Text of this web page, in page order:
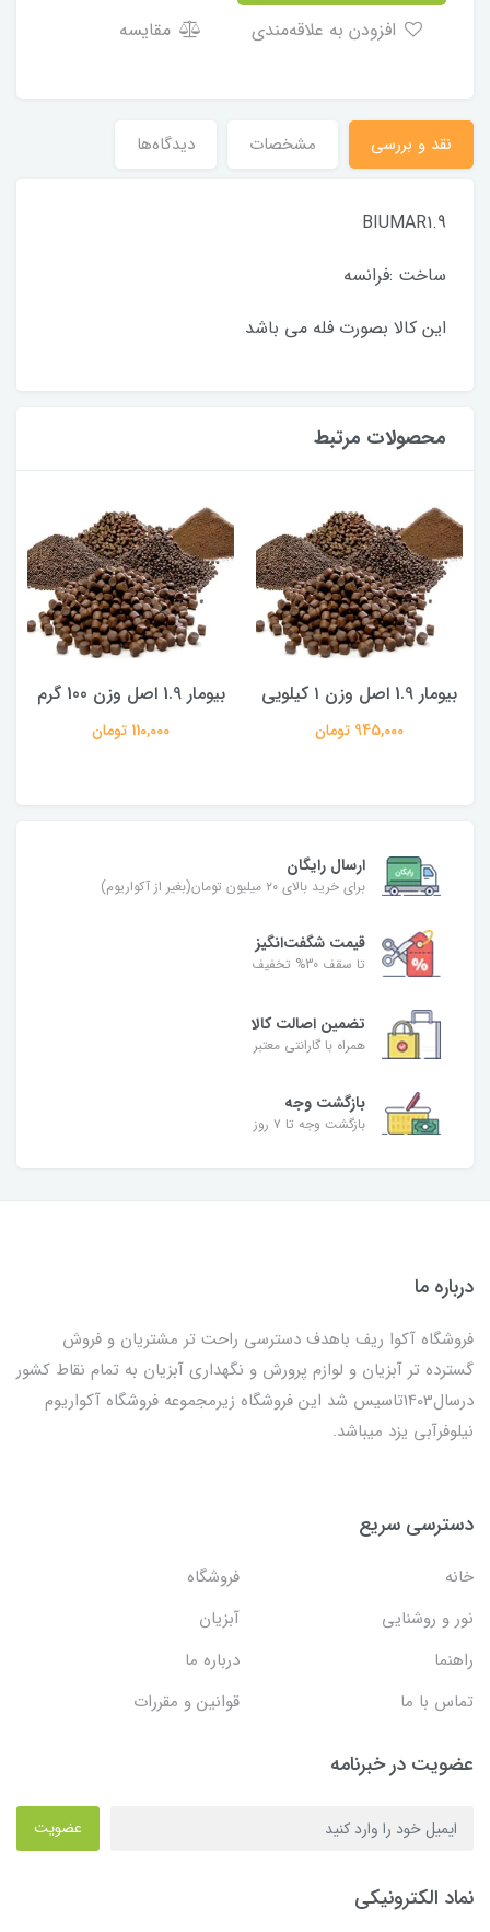
مقایسه
نقد و بررسی مشخصات دیدگاه‌ها
BIUMAR1.9
ساخت :فرانسه
این کالا بصورت فله می باشد
محصولات مرتبط
بیومار 1.9 اصل وزن ۱ کیلویی
945,000 تومان
بیومار 1.9 اصل وزن 100 گرم
110,000 تومان
ارسال رایگان
برای خرید بالای ۲۰ میلیون تومان(بغیر از آکواریوم)
قیمت شگفت‌انگیز
تا سقف 30% تخفیف
تضمین اصالت کالا
همراه با گارانتی معتبر
بازگشت وجه
بازگشت وجه تا ۷ روز
درباره ما
فروشگاه آکوا ریف باهدف دسترسی راحت تر مشتریان و فروش
گسترده تر آبزیان و لوازم پرورش و نگهداری آبزیان به تمام نقاط کشور
درسال1403تاسیس شد این فروشگاه زیرمجموعه فروشگاه آکواریوم
نیلوفرآبی یزد میباشد.
دسترسی سریع
خانه
فروشگاه
نور و روشنایی
آبزیان
راهنما
درباره ما
تماس با ما
قوانین و مقررات
عضویت در خبرنامه
عضویت
نماد الکترونیکی